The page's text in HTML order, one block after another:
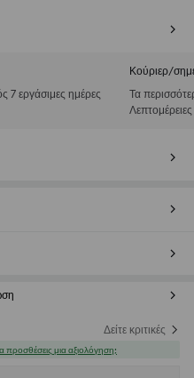
7 εργάσιμες ημέρες
Κούριερ/
Τα
Λεπτομέρειες
Δείτε κριτικές
προσθέσεις μια αξιολόγηση;